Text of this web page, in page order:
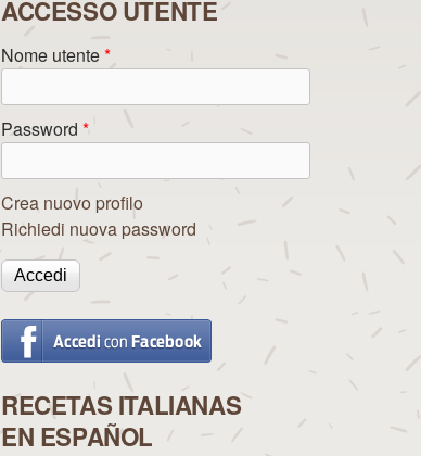
ACCESSO UTENTE
Nome utente*
Password *
Crea nuovo profilo
Richiedi nuova password
RECETAS ITALIANAS
EN ESPAÑOL